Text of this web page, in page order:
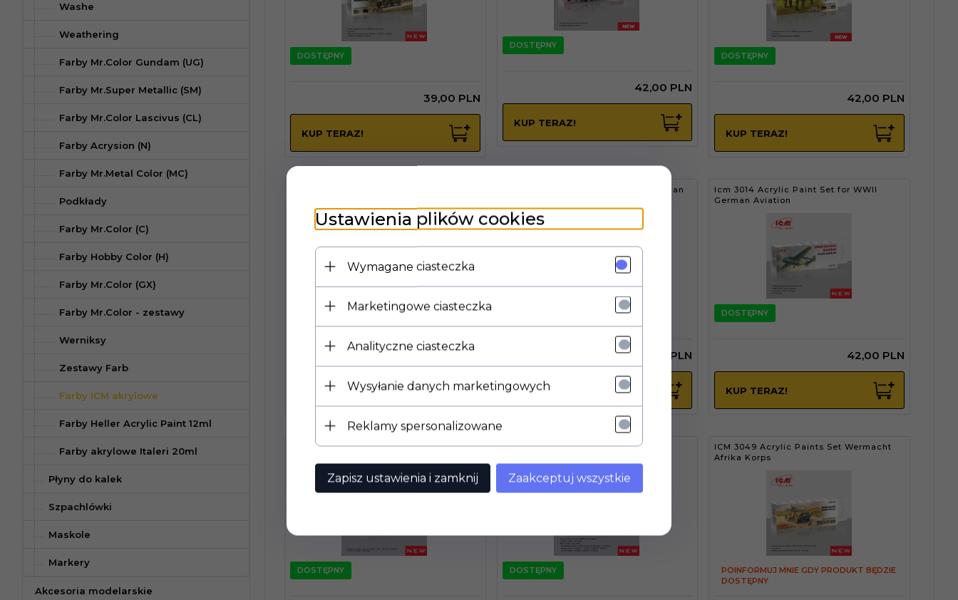
Washe
Weathering
Farby Mr.Color Gundam (UG)
Farby Mr.Super Metallic (SM)
Farby Mr.Color Lascivus (CL)
Farby Acrysion (N)
Farby Mr.Metal Color (MC)
Podkłady
Farby Mr.Color (C)
Farby Hobby Color (H)
Farby Mr.Color (GX)
Farby Mr.Color - zestawy
Werniksy
Zestawy Farb
Farby ICM akrylowe
Farby Heller Acrylic Paint 12ml
Farby akrylowe Italeri 20ml
Płyny do kalek
Szpachlówki
Maskole
Markery
Akcesoria modelarskie
DOSTĘPNY
39,00 PLN
KUP TERAZ!
DOSTĘPNY
42,00 PLN
KUP TERAZ!
DOSTĘPNY
42,00 PLN
KUP TERAZ!
DOSTĘPNY
42,00 PLN
KUP TERAZ!
ICM 3013 Acrylic Paint Set for American
PLN
KUP TERAZ!
Icm 3014 Acrylic Paint Set for WWII
German Aviation
DOSTĘPNY
42,00 PLN
KUP TERAZ!
ICM 3067 Acrylic Paints Set for Black
DOSTĘPNY
ICM 3047 Acrylic Paints Set WWII US
DOSTĘPNY
ICM 3049 Acrylic Paints Set Wermacht
Afrika Korps
POINFORMUJ MNIE GDY PRODUKT BĘDZIE
DOSTĘPNY
Ustawienia plików cookies
Wymagane ciasteczka
Marketingowe ciasteczka
Analityczne ciasteczka
Wysyłanie danych marketingowych
Reklamy spersonalizowane
Zapisz ustawienia i zamknij Zaakceptuj wszystkie